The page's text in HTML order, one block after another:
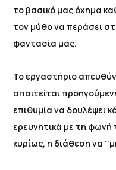
το βασικό μας όχημα
τον μύθο να περάσει
φαντασία μας.
Το εργαστήριο
απαιτείται
επιθυμία να δουλέψει
ερευνητικά με τη φωνή
κυρίως, η διάθεση να